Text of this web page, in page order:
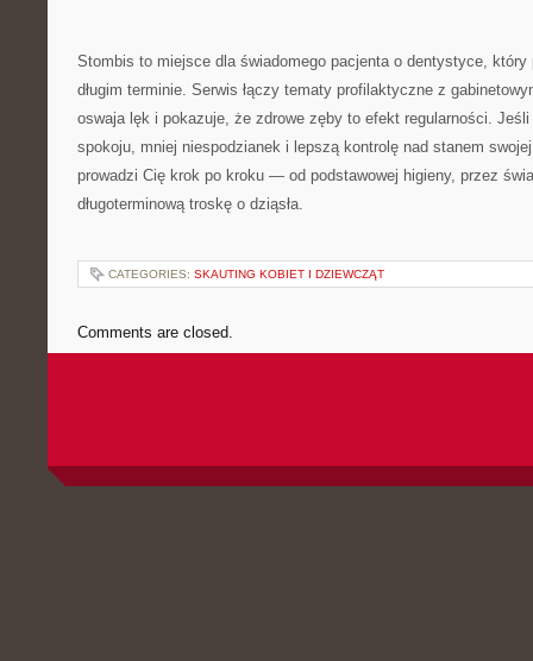
Stombis to miejsce dla świadomego pacjenta o dentystyce, który
długim terminie. Serwis łączy tematy profilaktyczne z
oswaja lęk i pokazuje, że zdrowe zęby to efekt regularności.
spokoju, mniej niespodzianek i lepszą kontrolę nad stanem
prowadzi Cię krok po kroku — od podstawowej higieny, przez
długoterminową troskę o dziąsła.
CATEGORIES: SKAUTING KOBIET I DZIEWCZĄT
Comments are closed.